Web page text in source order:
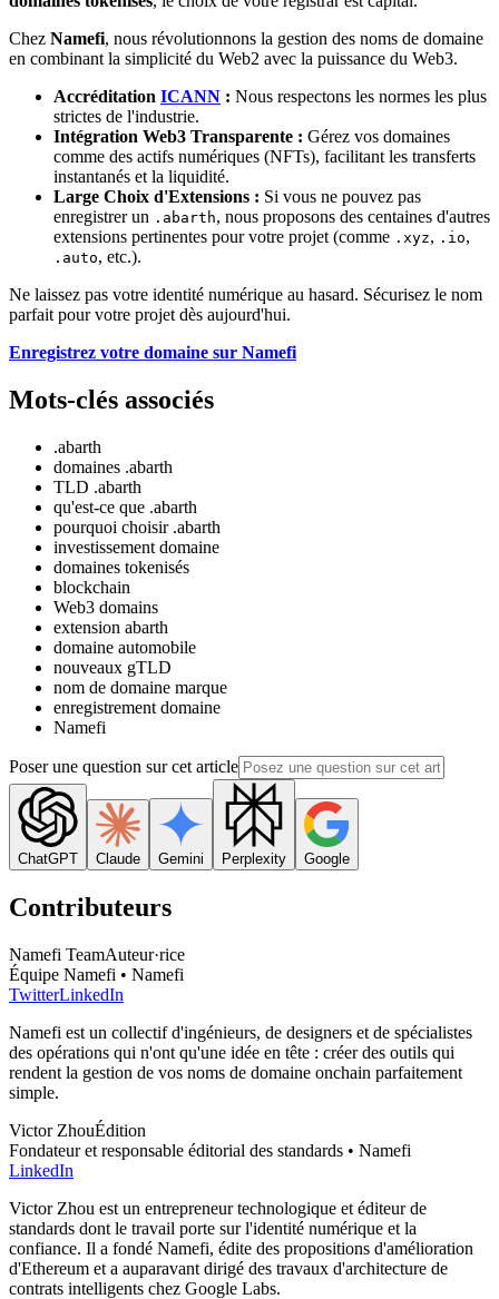
Chez Namefi, nous révolutionnons la gestion des noms de domaine
en combinant la simplicité du Web2 avec la puissance du Web3.
Accréditation ICANN : Nous respectons les normes les plus
strictes de l'industrie.
Intégration Web3 Transparente : Gérez vos domaines
comme des actifs numériques (NFTs), facilitant les transferts
instantanés et la liquidité.
Large Choix d'Extensions : Si vous ne pouvez pas
enregistrer un .abarth, nous proposons des centaines d'autres
extensions pertinentes pour votre projet (comme .xyz, .io,
.auto, etc.).
Ne laissez pas votre identité numérique au hasard. Sécurisez le nom
parfait pour votre projet dès aujourd'hui.
Enregistrez votre domaine sur Namefi
Mots-clés associés
.abarth
domaines .abarth
TLD .abarth
qu'est-ce que .abarth
pourquoi choisir .abarth
investissement domaine
domaines tokenisés
blockchain
Web3 domains
extension abarth
domaine automobile
nouveaux gTLD
nom de domaine marque
enregistrement domaine
Namefi
Poser une question sur cet article
ChatGPT Claude Gemini Perplexity Google
Contributeurs
Namefi TeamAuteur·rice
Équipe Namefi • Namefi
TwitterLinkedIn
Namefi est un collectif d'ingénieurs, de designers et de spécialistes
des opérations qui n'ont qu'une idée en tête : créer des outils qui
rendent la gestion de vos noms de domaine onchain parfaitement
simple.
Victor ZhouÉdition
Fondateur et responsable éditorial des standards • Namefi
LinkedIn
Victor Zhou est un entrepreneur technologique et éditeur de
standards dont le travail porte sur l'identité numérique et la
confiance. Il a fondé Namefi, édite des propositions d'amélioration
d'Ethereum et a auparavant dirigé des travaux d'architecture de
contrats intelligents chez Google Labs.